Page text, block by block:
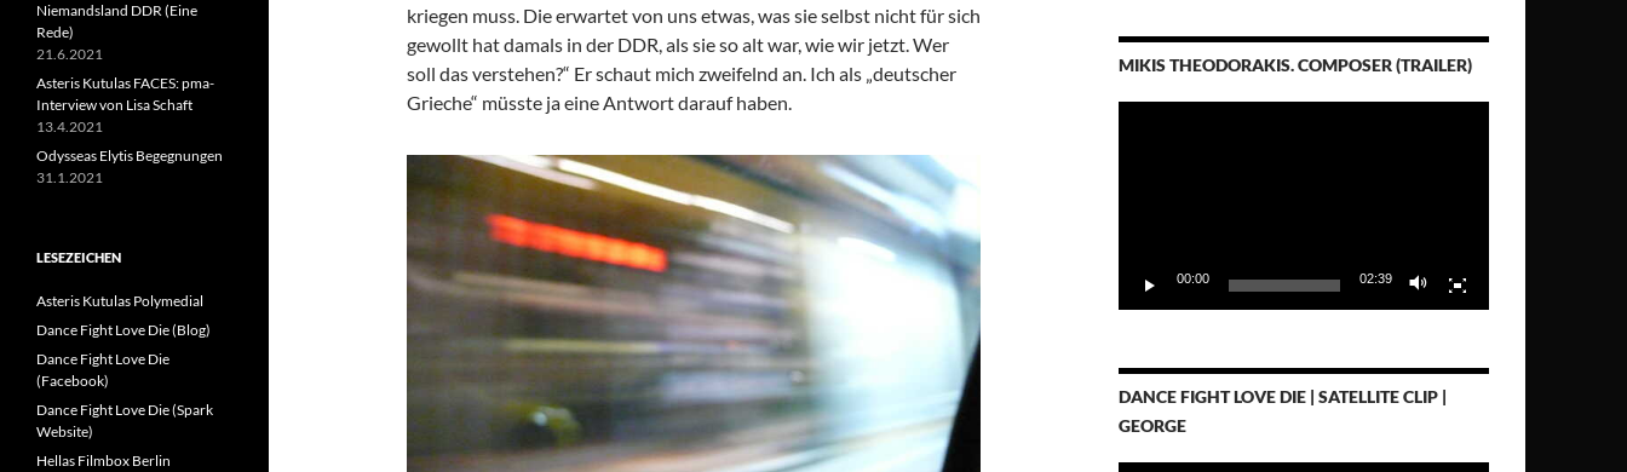
kriegen muss. Die erwartet von uns etwas, was sie selbst nicht für sich
gewollt hat damals in der DDR, als sie so alt war, wie wir jetzt. Wer
soll das verstehen?“ Er schaut mich zweifelnd an. Ich als „deutscher
Grieche“ müsste ja eine Antwort darauf haben.
MIKIS THEODORAKIS. COMPOSER (TRAILER)
00:00 02:39
DANCE FIGHT LOVE DIE | SATELLITE CLIP |
GEORGE
Niemandsland DDR (Eine
Rede)
21.6.2021
Asteris Kutulas FACES: pma-
Interview von Lisa Schaft
13.4.2021
Odysseas Elytis Begegnungen
31.1.2021
LESEZEICHEN
Asteris Kutulas Polymedial
Dance Fight Love Die (Blog)
Dance Fight Love Die
(Facebook)
Dance Fight Love Die (Spark
Website)
Hellas Filmbox Berlin